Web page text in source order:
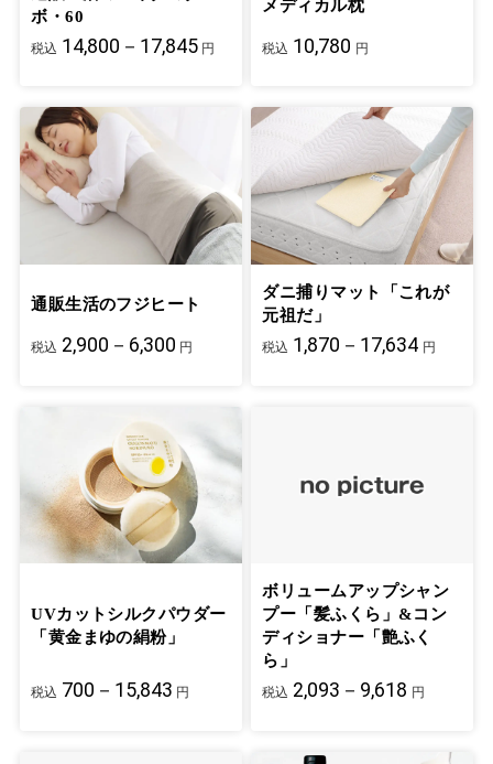
ボ・60
税込 14,800－17,845 円
メディカル枕
税込 10,780 円
通販生活のフジヒート
税込 2,900－6,300 円
ダニ捕りマット「これが
元祖だ」
税込 1,870－17,634 円
UVカットシルクパウダー
「黄金まゆの絹粉」
税込 700－15,843 円
ボリュームアップシャン
プー「髪ふくら」&コン
ディショナー「艶ふく
ら」
税込 2,093－9,618 円